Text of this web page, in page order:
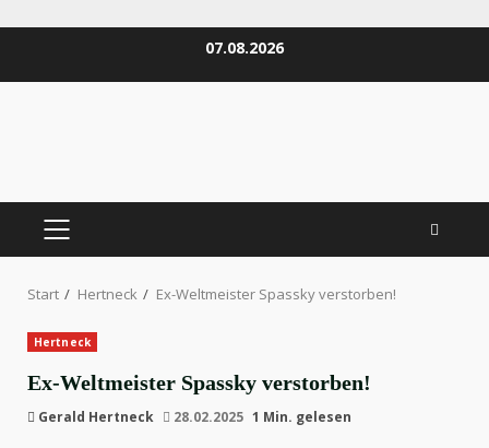
07.08.2026
PRIMÄRES
Start Hertneck Ex-Weltmeister Spassky verstorben!
Hertneck
Ex-Weltmeister Spassky verstorben!
Gerald Hertneck 28.02.2025 1 Min. gelesen